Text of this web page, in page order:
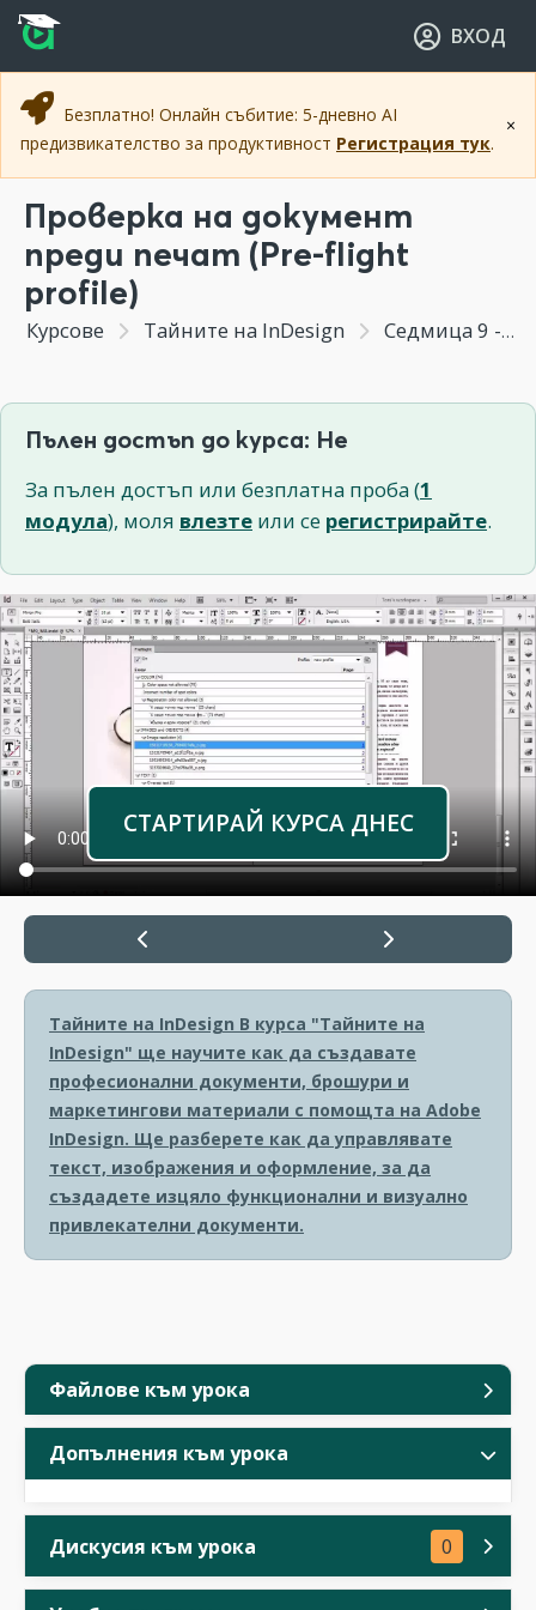
Прескочи към основното съдържание
Прескочи към навигацията
ВХОД
×
Безплатно! Онлайн събитие: 5-дневно AI
предизвикателство за продуктивност Регистрация тук.
Файлове към урока
Допълнения към урока
Дискусия към урока 0
Проверка на документ
преди печат (Pre-flight
profile)
Курсове Тайните на InDesign Седмица 9 - Цветове и ефекти в Indesign. Предпечатна подготовка на документ
Пълен достъп до курса: Не
За пълен достъп или безплатна проба (1
модула), моля влезте или се регистрирайте.
СТАРТИРАЙ КУРСА ДНЕС
Тайните на InDesign В курса "Тайните на
InDesign" ще научите как да създавате
професионални документи, брошури и
маркетингови материали с помощта на Adobe
InDesign. Ще разберете как да управлявате
текст, изображения и оформление, за да
създадете изцяло функционални и визуално
привлекателни документи.